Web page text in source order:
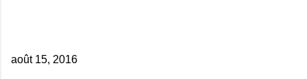
août 15, 2016